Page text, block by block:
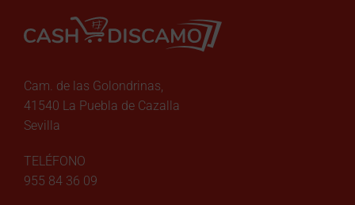
Cam. de las Golondrinas,
41540 La Puebla de Cazalla
Sevilla
TELÉFONO
955 84 36 09